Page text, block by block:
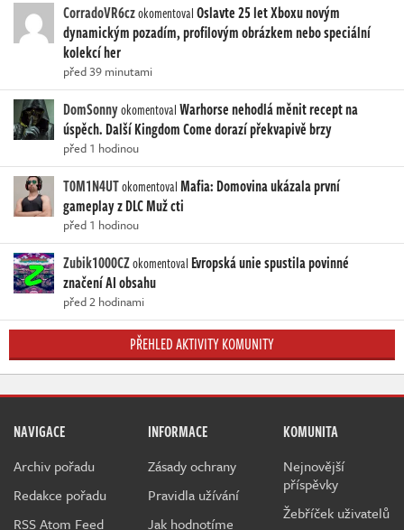
CorradoVR6czokomentovalOslavte 25 let Xboxu novým
dynamickým pozadím, profilovým obrázkem nebo speciální
kolekcí her
před 39 minutami
DomSonnyokomentovalWarhorse nehodlá měnit recept na
úspěch. Další Kingdom Come dorazí překvapivě brzy
před 1 hodinou
T0M1N4UTokomentovalMafia: Domovina ukázala první
gameplay z DLC Muž cti
před 1 hodinou
Zubik1000CZokomentoval Evropská unie spustila povinné
značení AI obsahu
před 2 hodinami
PŘEHLED AKTIVITY KOMUNITY
NAVIGACE
Archiv pořadu
Redakce pořadu
RSS Atom Feed
INFORMACE
Zásady ochrany
Pravidla užívání
Jak hodnotíme
KOMUNITA
Nejnovější
příspěvky
Žebříček uživatelů